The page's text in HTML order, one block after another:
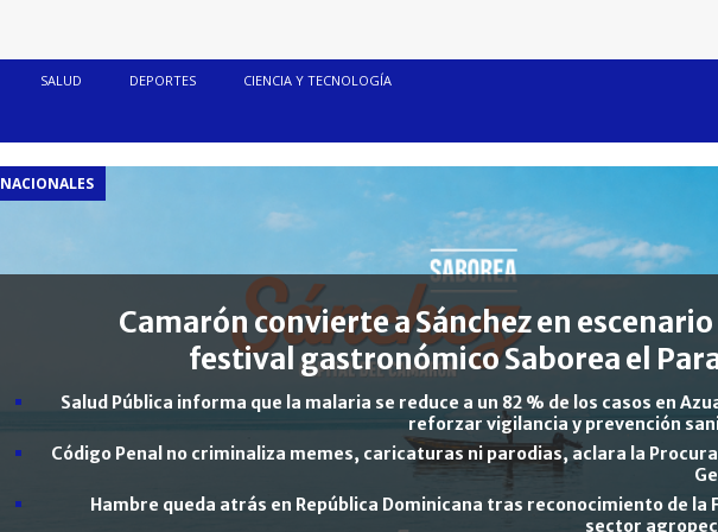
SALUD DEPORTES CIENCIA Y TECNOLOGÍA
NACIONALES
Camarón convierte a Sánchez en
festival gastronómico Saborea el
Salud Pública informa que la malaria se reduce a un 82 % de los casos en
reforzar vigilancia y prevención
Código Penal no criminaliza memes, caricaturas ni parodias, aclara la
Hambre queda atrás en República Dominicana tras reconocimiento de la
sector